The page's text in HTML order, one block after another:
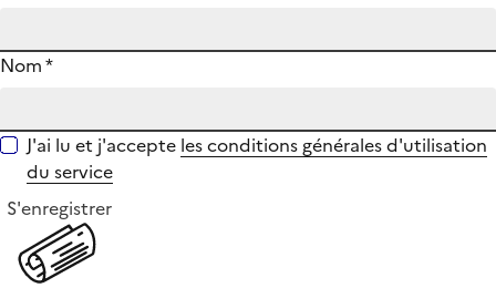
Nom*
J'ai lu et j'accepte les conditions générales d'utilisation
du service
S'enregistrer